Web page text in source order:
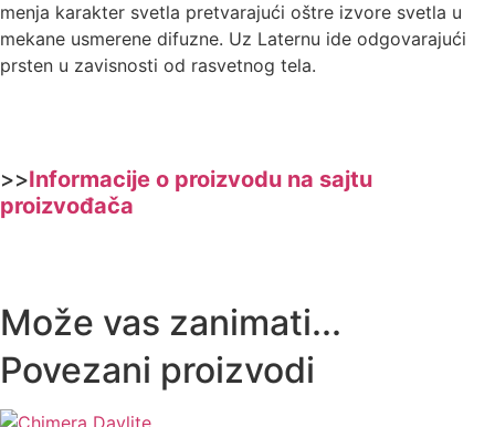
menja karakter svetla pretvarajući oštre izvore svetla u
mekane usmerene difuzne. Uz Laternu ide odgovarajući
prsten u zavisnosti od rasvetnog tela.
>>Informacije o proizvodu na sajtu
proizvođača
Može vas zanimati...
Povezani proizvodi